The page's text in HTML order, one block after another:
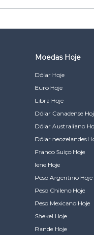
Moedas Hoje
Dólar Hoje
Euro Hoje
Libra Hoje
Dólar Canadense
Dólar Australiano
Dólar neozelandes
Franco Suiço Hoje
Iene Hoje
Peso Argentino Hoje
Peso Chileno Hoje
Peso Mexicano Hoje
Shekel Hoje
Rande Hoje